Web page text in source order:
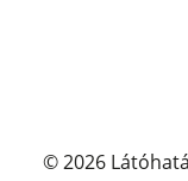
© 2026